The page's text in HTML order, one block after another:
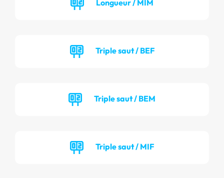
Longueur / MIM
Triple saut / BEF
Triple saut / BEM
Triple saut / MIF